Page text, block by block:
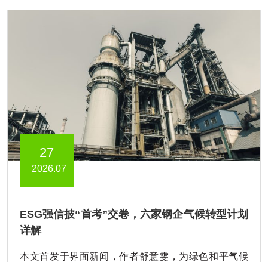
27
2026.07
ESG强信披“首考”交卷，六家钢企气候转型计划
详解
本文首发于界面新闻，作者舒意雯，为绿色和平气候